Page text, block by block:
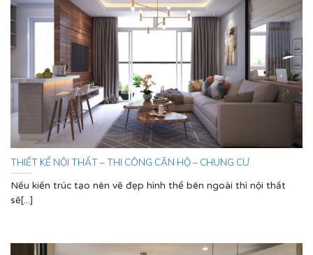
THIẾT KẾ NỘI THẤT – THI CÔNG CĂN HỘ – CHUNG CƯ
Nếu kiến trúc tạo nên vẽ đẹp hình thể bên ngoài thì nội thất
sẽ[...]